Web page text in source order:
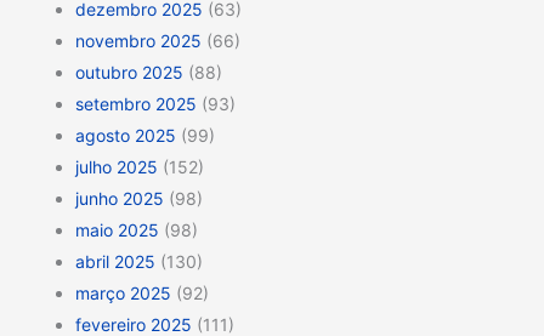
dezembro 2025 (63)
novembro 2025 (66)
outubro 2025 (88)
setembro 2025 (93)
agosto 2025 (99)
julho 2025 (152)
junho 2025 (98)
maio 2025 (98)
abril 2025 (130)
março 2025 (92)
fevereiro 2025 (111)